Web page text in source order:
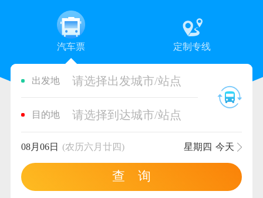
汽车票 定制专线
出发地 请选择出发城市/站点
目的地 请选择到达城市/站点
08月06日 (农历六月廿四) 星期四 今天
查 询